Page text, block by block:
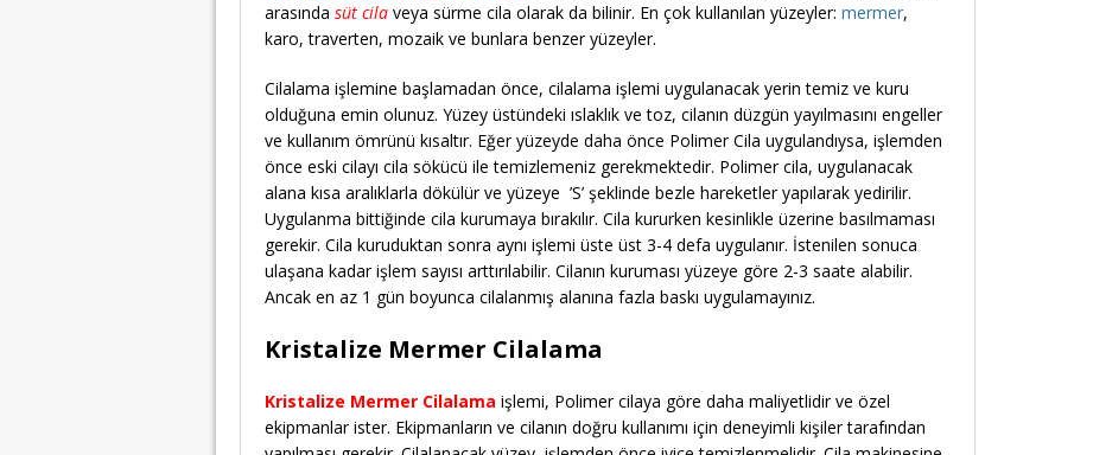
arasında süt cila veya sürme cila olarak da bilinir. En çok kullanılan yüzeyler: mermer,
karo, traverten, mozaik ve bunlara benzer yüzeyler.
Cilalama işlemine başlamadan önce, cilalama işlemi uygulanacak yerin temiz ve kuru
olduğuna emin olunuz. Yüzey üstündeki ıslaklık ve toz, cilanın düzgün yayılmasını engeller
ve kullanım ömrünü kısaltır. Eğer yüzeyde daha önce Polimer Cila uygulandıysa, işlemden
önce eski cilayı cila sökücü ile temizlemeniz gerekmektedir. Polimer cila, uygulanacak
alana kısa aralıklarla dökülür ve yüzeye ’S’ şeklinde bezle hareketler yapılarak yedirilir.
Uygulanma bittiğinde cila kurumaya bırakılır. Cila kururken kesinlikle üzerine basılmaması
gerekir. Cila kuruduktan sonra aynı işlemi üste üst 3-4 defa uygulanır. İstenilen sonuca
ulaşana kadar işlem sayısı arttırılabilir. Cilanın kuruması yüzeye göre 2-3 saate alabilir.
Ancak en az 1 gün boyunca cilalanmış alanına fazla baskı uygulamayınız.
Kristalize Mermer Cilalama
Kristalize Mermer Cilalama işlemi, Polimer cilaya göre daha maliyetlidir ve özel
ekipmanlar ister. Ekipmanların ve cilanın doğru kullanımı için deneyimli kişiler tarafından